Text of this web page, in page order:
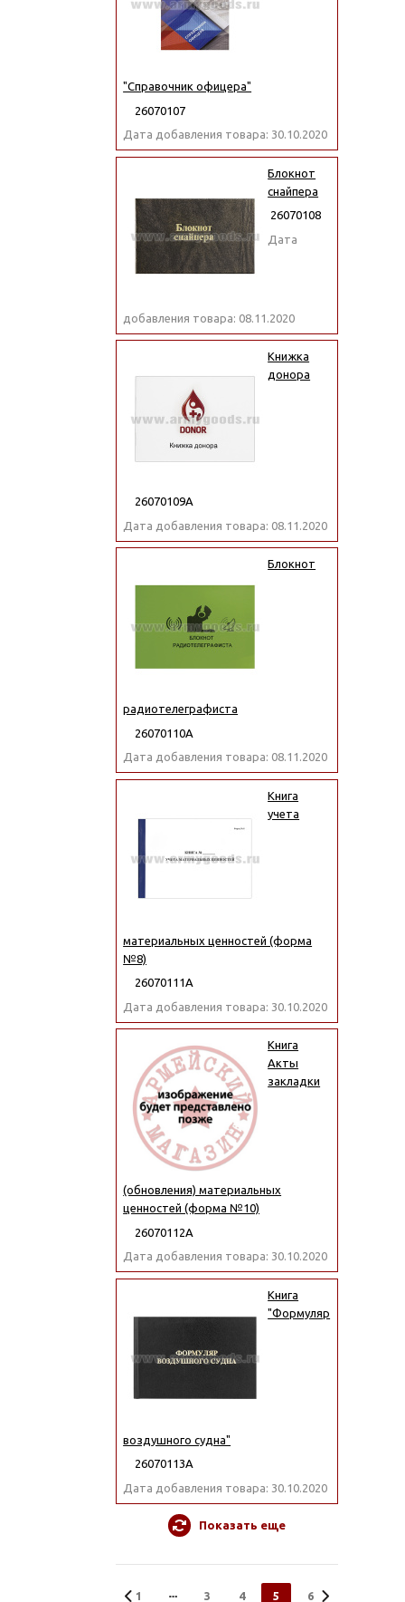
"Справочник офицера"
26070107
Дата добавления товара: 30.10.2020
Блокнот
снайпера
26070108
Дата
добавления товара: 08.11.2020
Книжка
донора
26070109А
Дата добавления товара: 08.11.2020
Блокнот
радиотелеграфиста
26070110А
Дата добавления товара: 08.11.2020
Книга
учета
материальных ценностей (форма
№8)
26070111А
Дата добавления товара: 30.10.2020
Книга
Акты
закладки
(обновления) материальных
ценностей (форма №10)
26070112А
Дата добавления товара: 30.10.2020
Книга
"Формуляр
воздушного судна"
26070113А
Дата добавления товара: 30.10.2020
Показать еще
1 3 4 5 6